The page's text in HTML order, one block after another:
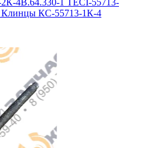
4В.64.330-1 TECI-55713-
Клинцы КС-55713-1К-4